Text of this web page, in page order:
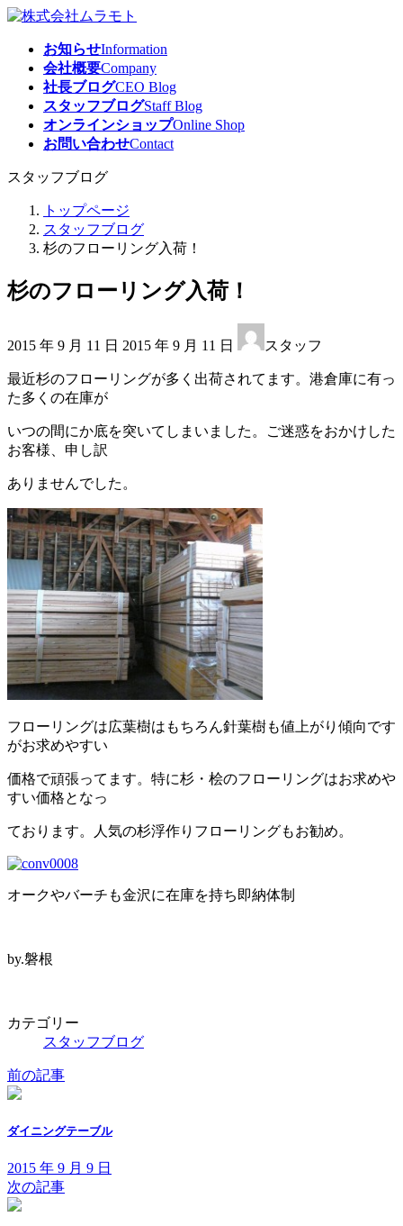
コ
プ
ナ
動
お知らせInformation
会社概要Company
社長ブログCEO Blog
スタッフブログStaff Blog
オンラインショップOnline Shop
お問い合わせContact
スタッフブログ
トップページ
スタッフブログ
杉のフローリング入荷！
杉のフローリング入荷！
2015 年 9 月 11 日 終
新
時
2015 年 9 月 11 日 スタッフ
最近杉のフローリングが多く出荷されてます。港倉庫に有っ
た多くの在庫が
いつの間にか底を突いてしまいました。ご迷惑をおかけした
お客様、申し訳
ありませんでした。
フローリングは広葉樹はもちろん針葉樹も値上がり傾向です
がお求めやすい
価格で頑張ってます。特に杉・桧のフローリングはお求めや
すい価格となっ
ております。人気の杉浮作りフローリングもお勧め。
オークやバーチも金沢に在庫を持ち即納体制
by.磐根
カテゴリー
スタッフブログ
前の記事
ダイニングテーブル
2015 年 9 月 9 日
次の記事